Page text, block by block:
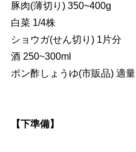
豚肉(薄切り) 350~400g
白菜 1/4株
ショウガ(せん切り) 1片分
酒 250~300ml
ポン酢しょうゆ(市販品) 適量
【下準備】